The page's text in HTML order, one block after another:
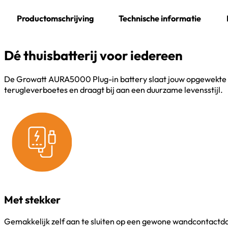
Productomschrijving Technische informatie
Dé thuisbatterij voor iedereen
De Growatt AURA5000 Plug-in battery slaat jouw
terugleverboetes en draagt bij aan een duurzame levensstijl.
Met stekker
Gemakkelijk zelf aan te sluiten op een gewone